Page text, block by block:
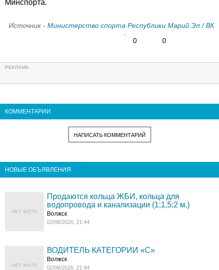
Минспорта.
Источник - Министерство спорта Республики Марий Эл / ВК
0
0
КОММЕНТАРИИ
НАПИСАТЬ КОММЕНТАРИЙ
НОВЫЕ ОБЪЯВЛЕНИЯ
НЕТ ФОТО
Продаются кольца ЖБИ, кольца для
водопровода и канализации (1;1,5;2 м.)
Волжск
02/08/2026, 21:44
НЕТ ФОТО
ВОДИТЕЛЬ КАТЕГОРИИ «C»
Волжск
02/08/2026, 21:44